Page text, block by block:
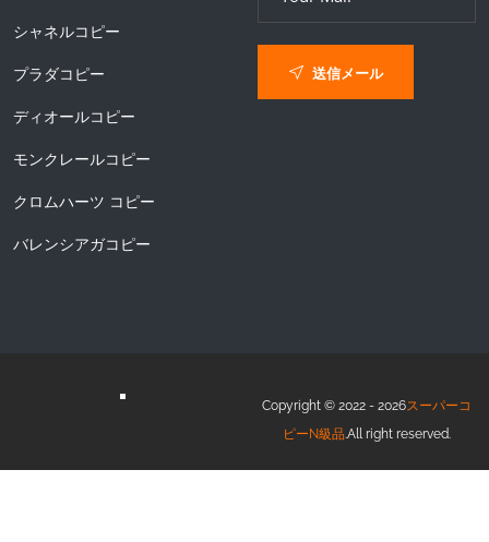
シャネルコピー
プラダコピー
ディオールコピー
モンクレールコピー
クロムハーツ コピー
バレンシアガコピー
送信メール
Copyright © 2022 - 2026スーパーコ
ピーN級品.All right reserved.